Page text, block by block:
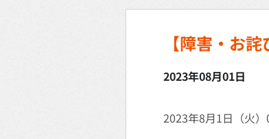
【障害・お
2023年08月01日
2023年8月1日（火